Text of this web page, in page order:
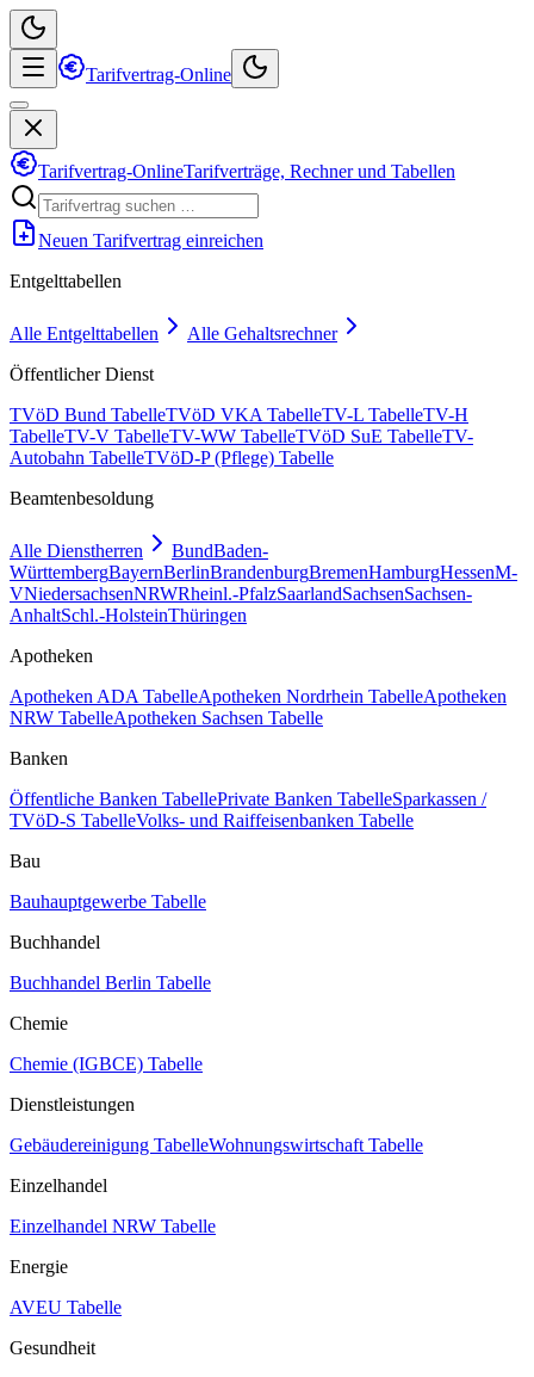
Tarifvertrag-Online
Tarifvertrag-OnlineTarifverträge, Rechner und Tabellen
Neuen Tarifvertrag einreichen
Entgelttabellen
Alle Entgelttabellen
Alle Gehaltsrechner
Öffentlicher Dienst
TVöD Bund TabelleTVöD VKA TabelleTV-L TabelleTV-H
TabelleTV-V TabelleTV-WW TabelleTVöD SuE TabelleTV-
Autobahn TabelleTVöD-P (Pflege) Tabelle
Beamtenbesoldung
Alle Dienstherren BundBaden-
WürttembergBayernBerlinBrandenburgBremenHamburgHessenM-
VNiedersachsenNRWRheinl.-PfalzSaarlandSachsenSachsen-
AnhaltSchl.-HolsteinThüringen
Apotheken
Apotheken ADA TabelleApotheken Nordrhein TabelleApotheken
NRW TabelleApotheken Sachsen Tabelle
Banken
Öffentliche Banken TabellePrivate Banken TabelleSparkassen /
TVöD-S TabelleVolks- und Raiffeisenbanken Tabelle
Bau
Bauhauptgewerbe Tabelle
Buchhandel
Buchhandel Berlin Tabelle
Chemie
Chemie (IGBCE) Tabelle
Dienstleistungen
Gebäudereinigung TabelleWohnungswirtschaft Tabelle
Einzelhandel
Einzelhandel NRW Tabelle
Energie
AVEU Tabelle
Gesundheit